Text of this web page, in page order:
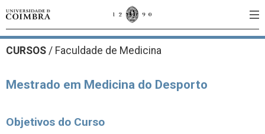
CURSOS / Faculdade de Medicina
Mestrado em Medicina do Desporto
Objetivos do Curso